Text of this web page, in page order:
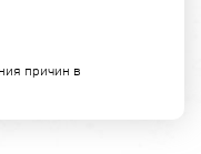
причин в